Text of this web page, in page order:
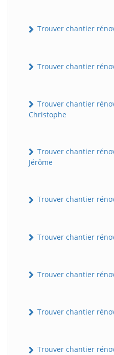
Trouver chantier
Trouver chantier
Trouver chantier
Christophe
Trouver chantier
Jérôme
Trouver chantier
Trouver chantier
Trouver chantier
Trouver chantier
Trouver chantier